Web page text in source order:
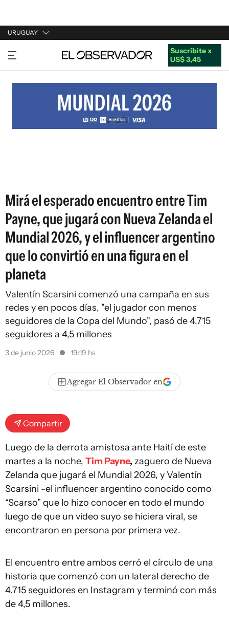
URUGUAY
URUGUAY
ARGENTINA
ESTADOS UNIDOS
Suscribite x
US$ 3,45
Mirá el esperado encuentro entre Tim
Payne, que jugará con Nueva Zelanda el
Mundial 2026, y el influencer argentino
que lo convirtió en una figura en el
planeta
Valentín Scarsini comenzó una campaña en sus
redes y en pocos días, "el jugador con menos
seguidores de la Copa del Mundo", pasó de 4.715
seguidores a 4,5 millones
3 de junio 2026 19:19 hs
Agregar El Observador en
Compartir
Luego de la derrota amistosa ante Haití de este
martes a la noche, Tim Payne, zaguero de Nueva
Zelanda que jugará el Mundial 2026, y Valentín
Scarsini -el influencer argentino conocido como
“Scarso” que lo hizo conocer en todo el mundo
luego de que un video suyo se hiciera viral, se
encontraron en persona por primera vez.
El encuentro entre ambos cerró el círculo de una
historia que comenzó con un lateral derecho de
4.715 seguidores en Instagram y terminó con más
de 4,5 millones.